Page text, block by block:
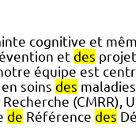
cognitive et
et des
équipe est
soins des
Recherche (CMRR),
de Référence des